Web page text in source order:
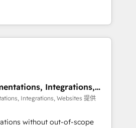
(CRM, Marketing, Sales,
- Developing fast, good-
HubSpot CMS - Building
from which we create a
By implementing these steps in
you will start to see
space for growth! Want to
Integrations,
Integrations, Websites 提供
without out-of-scope